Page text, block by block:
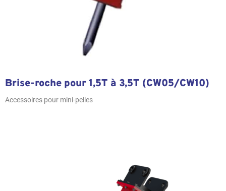
Brise-roche pour 1,5T à 3,5T (CW05/CW10)
Accessoires pour mini-pelles